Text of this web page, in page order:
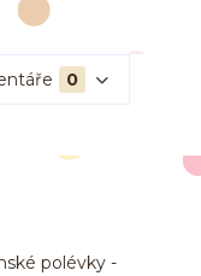
0
polévky -